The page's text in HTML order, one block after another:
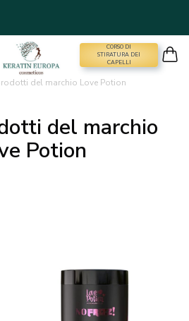
CORSO DI
STIRATURA DEI
CAPELLI
DEI CAPELLI
BTX
del marchio Love Potion
del marchio
Potion